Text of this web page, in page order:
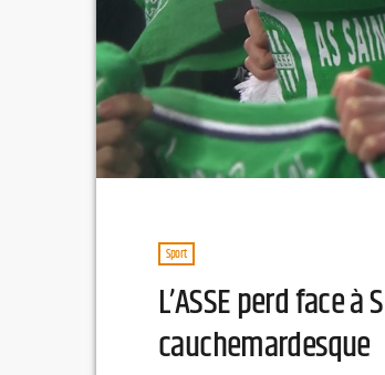
Sport
L’ASSE perd face
cauchemardesque